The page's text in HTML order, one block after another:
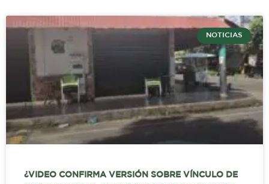
NOTICIAS
¿VIDEO CONFIRMA VERSIÓN SOBRE VÍNCULO DE